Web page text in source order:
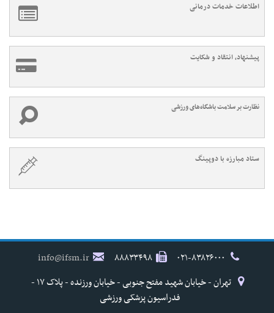
اطلاعات خدمات درمانی
پیشنهاد، انتقاد و شکایت
نظارت بر سلامت باشگاه‌های ورزشی
ستاد مبارزه با دوپینگ
۸۸۸۳۳۴۹۸
info@ifsm.ir
تهران - خیابان شهید مفتح جنوبی - خیابان ورزنده - پلاک ۱۷ -
فدراسیون پزشکی ورزشی